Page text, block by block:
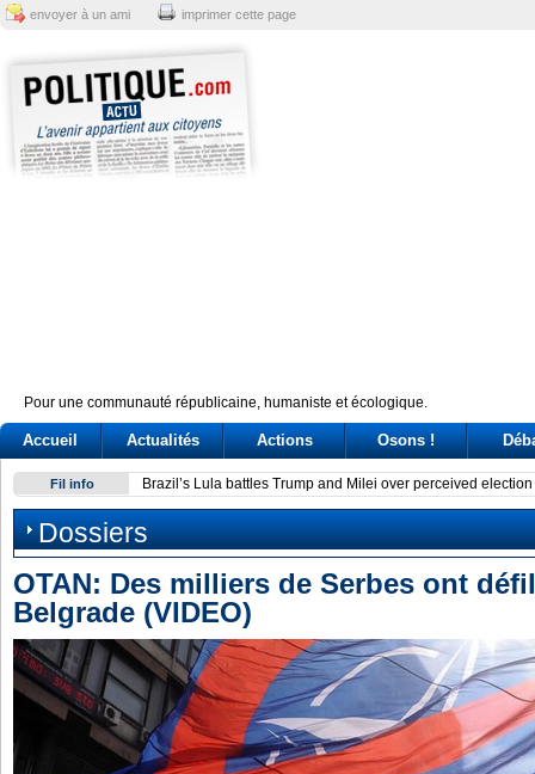
envoyer à un ami imprimer cette page
Pour une communauté républicaine, humaniste et écologique.
Accueil Actualités Actions Osons !
Fil info Brazil’s Lula battles Trump and Milei over perceived
Dossiers
OTAN: Des milliers de Serbes ont
Belgrade (VIDEO)